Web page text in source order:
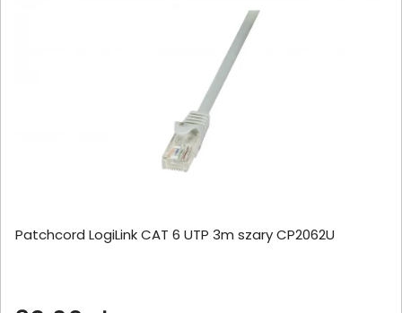
Patchcord LogiLink CAT 6 UTP 3m szary CP2062U